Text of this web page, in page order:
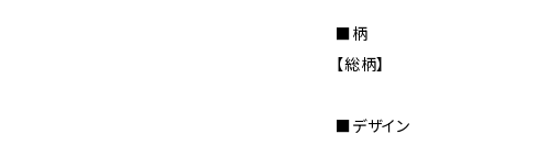
■柄
【総柄】
■デザイン